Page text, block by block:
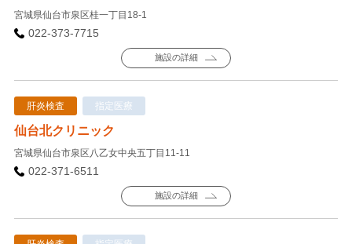
宮城県仙台市泉区桂一丁目18-1
022-373-7715
施設の詳細
肝炎検査 指定医療
仙台北クリニック
宮城県仙台市泉区八乙女中央五丁目11-11
022-371-6511
施設の詳細